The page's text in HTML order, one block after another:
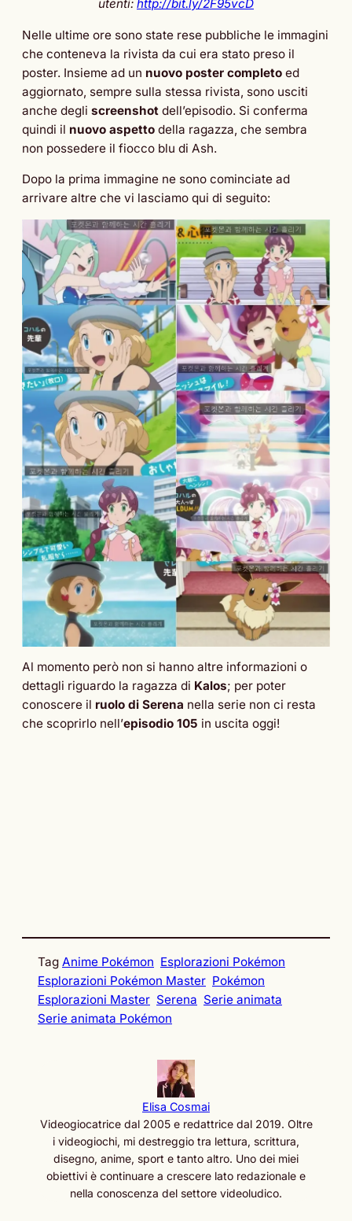
utenti: http://bit.ly/2F95vcD
Nelle ultime ore sono state rese pubbliche le immagini
che conteneva la rivista da cui era stato preso il
poster. Insieme ad un nuovo poster completo ed
aggiornato, sempre sulla stessa rivista, sono usciti
anche degli screenshot dell’episodio. Si conferma
quindi il nuovo aspetto della ragazza, che sembra
non possedere il fiocco blu di Ash.
Dopo la prima immagine ne sono cominciate ad
arrivare altre che vi lasciamo qui di seguito:
Al momento però non si hanno altre informazioni o
dettagli riguardo la ragazza di Kalos; per poter
conoscere il ruolo di Serena nella serie non ci resta
che scoprirlo nell’episodio 105 in uscita oggi!
Tag Anime Pokémon Esplorazioni Pokémon
Esplorazioni Pokémon Master Pokémon
Esplorazioni Master Serena Serie animata
Serie animata Pokémon
Elisa Cosmai
Videogiocatrice dal 2005 e redattrice dal 2019. Oltre
i videogiochi, mi destreggio tra lettura, scrittura,
disegno, anime, sport e tanto altro. Uno dei miei
obiettivi è continuare a crescere lato redazionale e
nella conoscenza del settore videoludico.